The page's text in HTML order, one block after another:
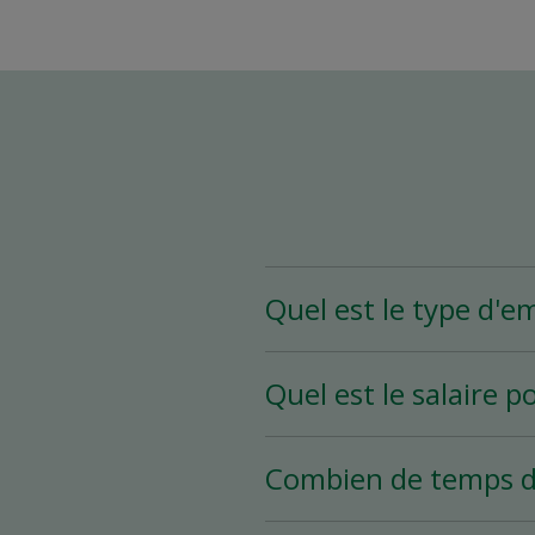
Quel est le type
heures et plus par
Quel est le salaire
Combien de temps